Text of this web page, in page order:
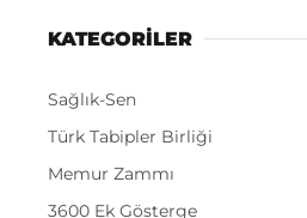
KATEGORİLER
Sağlık-Sen
Türk Tabipler Birliği
Memur Zammı
3600 Ek Gösterge